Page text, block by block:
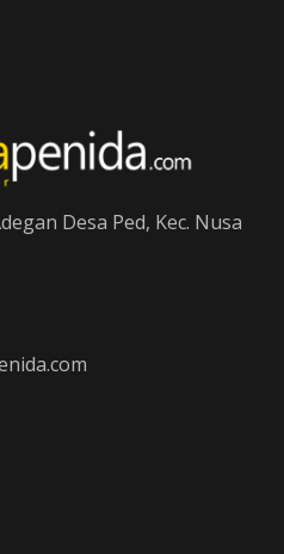
Desa Ped, Kec. Nusa